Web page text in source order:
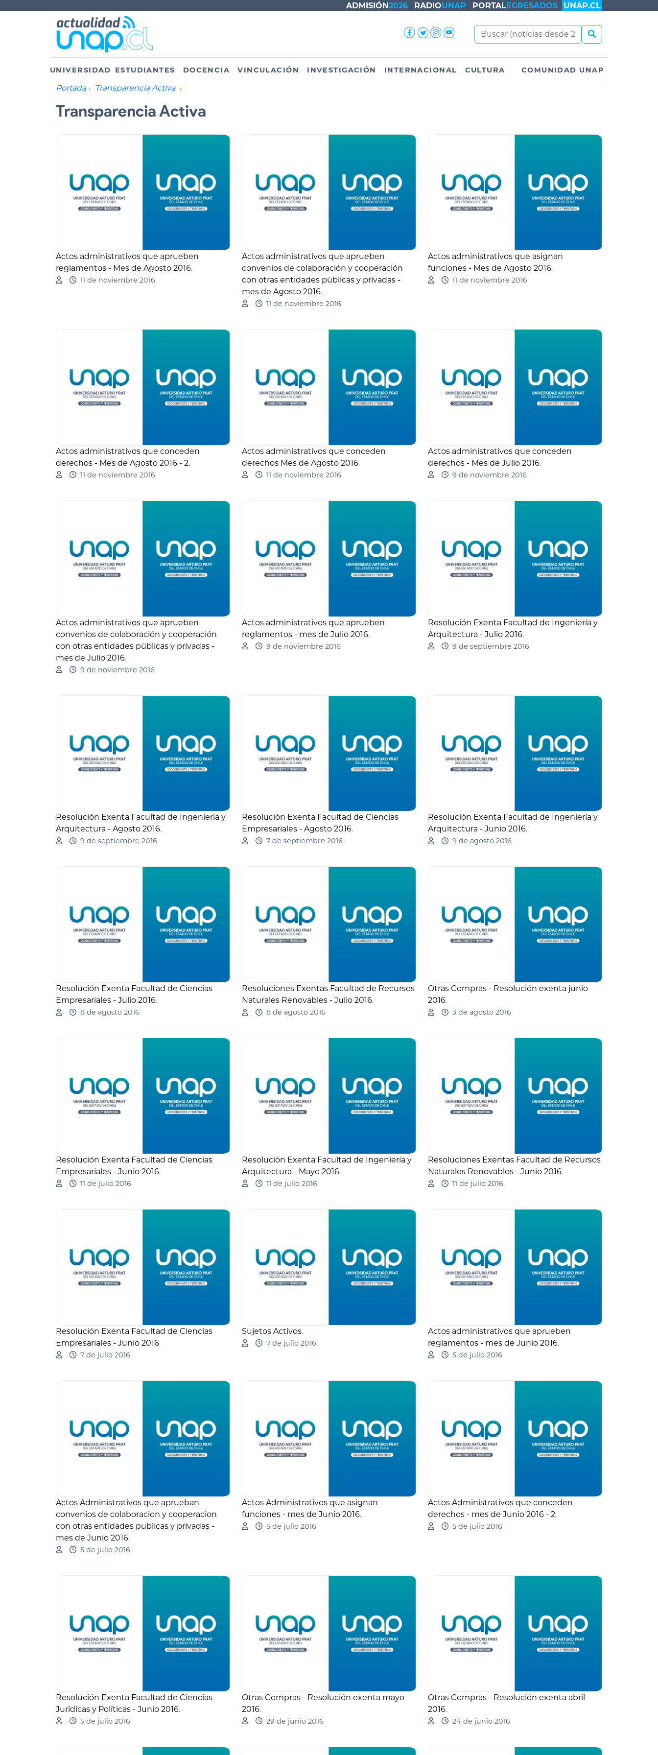
ADMISIÓN2026 RADIOUNAP PORTALEGRESADOS UNAP.CL
UNIVERSIDAD ESTUDIANTES DOCENCIA VINCULACIÓN INVESTIGACIÓN INTERNACIONAL CULTURA COMUNIDAD UNAP
Portada Transparencia Activa
Transparencia Activa
Actos administrativos que aprueben
reglamentos - Mes de Agosto 2016.
11 de noviembre 2016
Actos administrativos que aprueben
convenios de colaboración y cooperación
con otras entidades públicas y privadas -
mes de Agosto 2016.
11 de noviembre 2016
Actos administrativos que asignan
funciones - Mes de Agosto 2016.
11 de noviembre 2016
Actos administrativos que conceden
derechos - Mes de Agosto 2016 - 2.
11 de noviembre 2016
Actos administrativos que conceden
derechos Mes de Agosto 2016.
11 de noviembre 2016
Actos administrativos que conceden
derechos - Mes de Julio 2016.
9 de noviembre 2016
Actos administrativos que aprueben
convenios de colaboración y cooperación
con otras entidades públicas y privadas -
mes de Julio 2016.
9 de noviembre 2016
Actos administrativos que aprueben
reglamentos - mes de Julio 2016.
9 de noviembre 2016
Resolución Exenta Facultad de Ingeniería y
Arquitectura - Julio 2016.
9 de septiembre 2016
Resolución Exenta Facultad de Ingeniería y
Arquitectura - Agosto 2016.
9 de septiembre 2016
Resolución Exenta Facultad de Ciencias
Empresariales - Agosto 2016.
7 de septiembre 2016
Resolución Exenta Facultad de Ingeniería y
Arquitectura - Junio 2016.
9 de agosto 2016
Resolución Exenta Facultad de Ciencias
Empresariales - Julio 2016.
8 de agosto 2016
Resoluciones Exentas Facultad de Recursos
Naturales Renovables - Julio 2016.
8 de agosto 2016
Otras Compras - Resolución exenta junio
2016.
3 de agosto 2016
Resolución Exenta Facultad de Ciencias
Empresariales - Junio 2016.
11 de julio 2016
Resolución Exenta Facultad de Ingeniería y
Arquitectura - Mayo 2016.
11 de julio 2016
Resoluciones Exentas Facultad de Recursos
Naturales Renovables - Junio 2016.
11 de julio 2016
Resolución Exenta Facultad de Ciencias
Empresariales - Junio 2016.
7 de julio 2016
Sujetos Activos.
7 de julio 2016
Actos administrativos que aprueben
reglamentos - mes de Junio 2016.
5 de julio 2016
Actos Administrativos que aprueban
convenios de colaboracion y cooperacion
con otras entidades publicas y privadas -
mes de Junio 2016.
5 de julio 2016
Actos Administrativos que asignan
funciones - mes de Junio 2016.
5 de julio 2016
Actos Administrativos que conceden
derechos - mes de Junio 2016 - 2.
5 de julio 2016
Resolución Exenta Facultad de Ciencias
Jurídicas y Políticas - Junio 2016.
5 de julio 2016
Otras Compras - Resolución exenta mayo
2016.
29 de junio 2016
Otras Compras - Resolución exenta abril
2016.
24 de junio 2016